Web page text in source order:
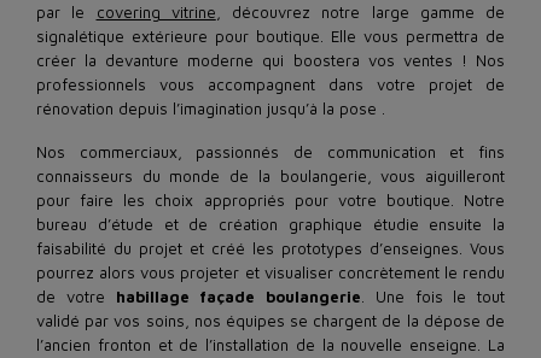
par le covering vitrine, découvrez notre large gamme de
signalétique extérieure pour boutique. Elle vous permettra de
créer la devanture moderne qui boostera vos ventes ! Nos
professionnels vous accompagnent dans votre projet de
rénovation depuis l’imagination jusqu’à la pose .
Nos commerciaux, passionnés de communication et fins
connaisseurs du monde de la boulangerie, vous aiguilleront
pour faire les choix appropriés pour votre boutique. Notre
bureau d’étude et de création graphique étudie ensuite la
faisabilité du projet et créé les prototypes d’enseignes. Vous
pourrez alors vous projeter et visualiser concrètement le rendu
de votre habillage façade boulangerie. Une fois le tout
validé par vos soins, nos équipes se chargent de la dépose de
l’ancien fronton et de l’installation de la nouvelle enseigne. La